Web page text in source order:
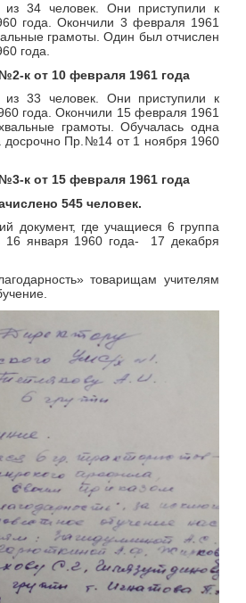
из 34 человек. Они приступили к
года. Окончили 3 февраля 1961
грамоты. Один был отчислен
года.
к от 10 февраля 1961 года
из 33 человек. Они приступили к
года. Окончили 15 февраля 1961
грамоты. Обучалась одна
досрочно Пр.№14 от 1 ноября 1960
к от 15 февраля 1961 года
545 человек.
документ, где учащиеся 6 группа
16 января 1960 года- 17 декабря
товарищам учителям